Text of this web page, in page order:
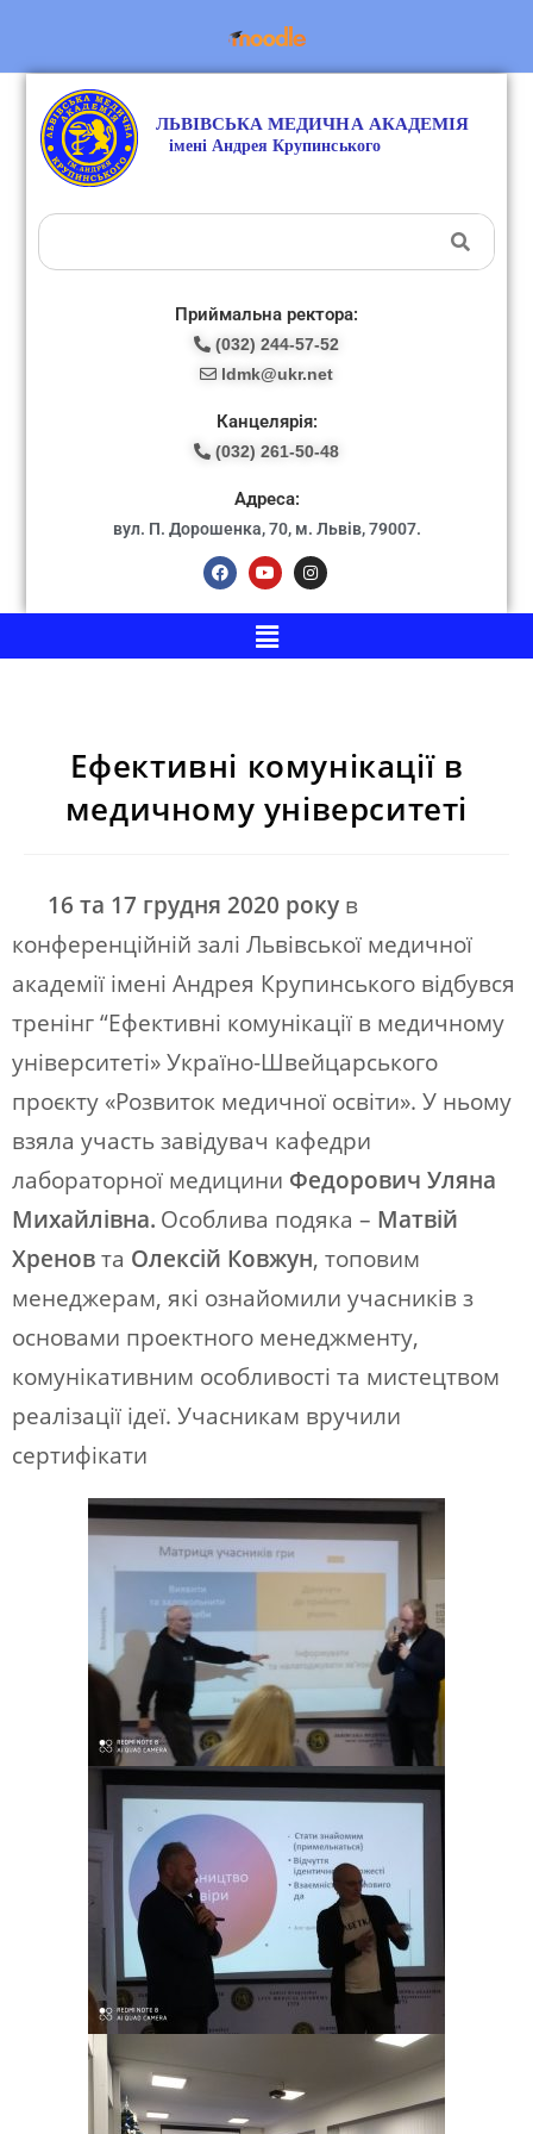
Приймальна ректора:
(032) 244-57-52
ldmk@ukr.net
Канцелярія:
(032) 261-50-48
Адреса:
вул. П. Дорошенка, 70, м. Львів, 79007.
Ефективні комунікації в
медичному університеті
16 та 17 грудня 2020 року в
конференційній залі Львівської медичної
академії імені Андрея Крупинського відбувся
тренінг “Ефективні комунікації в медичному
університеті» Україно-Швейцарського
проєкту «Розвиток медичної освіти». У ньому
взяла участь завідувач кафедри
лабораторної медицини Федорович Уляна
Михайлівна. Особлива подяка – Матвій
Хренов та Олексій Ковжун, топовим
менеджерам, які ознайомили учасників з
основами проектного менеджменту,
комунікативним особливості та мистецтвом
реалізації ідеї. Учасникам вручили
сертифікати